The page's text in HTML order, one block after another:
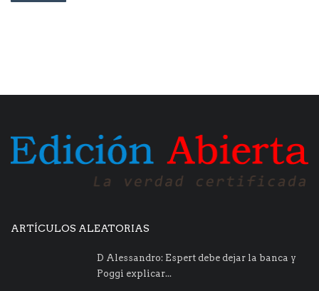
ARTÍCULOS ALEATORIAS
D Alessandro: Espert debe dejar la banca y
Poggi explicar...